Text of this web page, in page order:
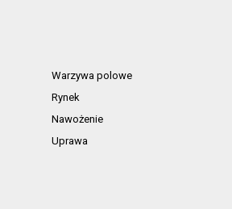
Warzywa polowe
Rynek
Nawożenie
Uprawa